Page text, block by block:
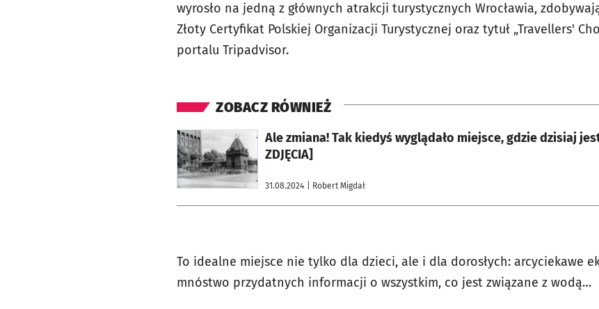
wyrosło na jedną z głównych atrakcji turystycznych Wrocławia,
Złoty Certyfikat Polskiej Organizacji Turystycznej oraz tytuł „Travellers'
portalu Tripadvisor.
ZOBACZ RÓWNIEŻ
Ale zmiana! Tak kiedyś wyglądało miejsce, gdzie dzisiaj
ZDJĘCIA]
31.08.2024 | Robert Migdał
otworzy się w nowej karcie
To idealne miejsce nie tylko dla dzieci, ale i dla dorosłych: arcyciekawe
mnóstwo przydatnych informacji o wszystkim, co jest związane z wodą…